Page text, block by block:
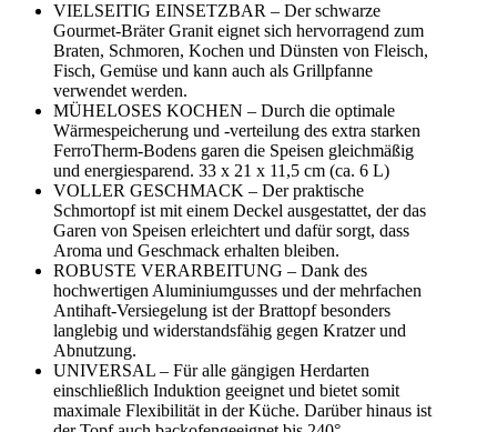
VIELSEITIG EINSETZBAR – Der schwarze
Gourmet-Bräter Granit eignet sich hervorragend zum
Braten, Schmoren, Kochen und Dünsten von Fleisch,
Fisch, Gemüse und kann auch als Grillpfanne
verwendet werden.
MÜHELOSES KOCHEN – Durch die optimale
Wärmespeicherung und -verteilung des extra starken
FerroTherm-Bodens garen die Speisen gleichmäßig
und energiesparend. 33 x 21 x 11,5 cm (ca. 6 L)
VOLLER GESCHMACK – Der praktische
Schmortopf ist mit einem Deckel ausgestattet, der das
Garen von Speisen erleichtert und dafür sorgt, dass
Aroma und Geschmack erhalten bleiben.
ROBUSTE VERARBEITUNG – Dank des
hochwertigen Aluminiumgusses und der mehrfachen
Antihaft-Versiegelung ist der Brattopf besonders
langlebig und widerstandsfähig gegen Kratzer und
Abnutzung.
UNIVERSAL – Für alle gängigen Herdarten
einschließlich Induktion geeignet und bietet somit
maximale Flexibilität in der Küche. Darüber hinaus ist